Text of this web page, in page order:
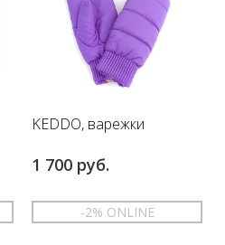
KEDDO, варежки
1 700 руб.
-2% ONLINE